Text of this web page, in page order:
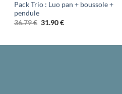
Pack Trio : Luo pan + boussole +
pendule
36.79€ Le
36.79 €.
31.90€Le
31.90 €.